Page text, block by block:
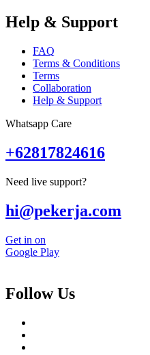
Help & Support
FAQ
Terms & Conditions
Terms
Collaboration
Help & Support
Whatsapp Care
+62817824616
Need live support?
hi@pekerja.com
Get in on
Google Play
Follow Us